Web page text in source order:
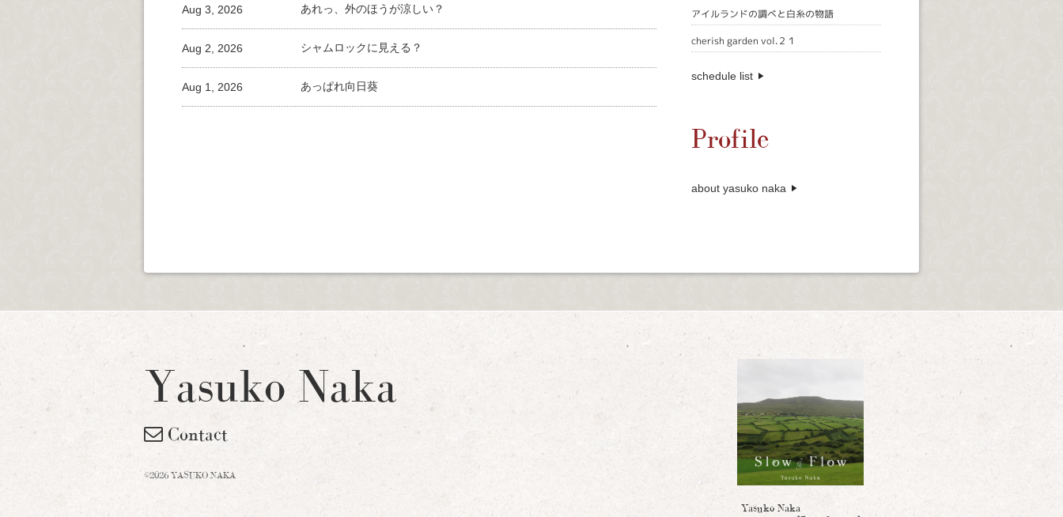
あれっ、外のほうが涼しい？
Aug 3, 2026
シャムロックに見える？
Aug 2, 2026
あっぱれ向日葵
Aug 1, 2026
アイルランドの調べと白糸の物語
cherish garden vol.２１
schedule list
Profile
about yasuko naka
Yasuko Naka
Yasuko Naka
Contact
©2026 YASUKO NAKA